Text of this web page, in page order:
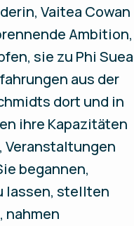
Vaitea Cowan
Ambition,
sie zu Phi Suea
aus der
dort und in
ihre Kapazitäten
Veranstaltungen
begannen,
lassen, stellten
nahmen